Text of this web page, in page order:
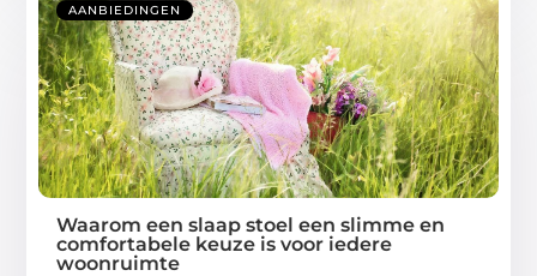
AANBIEDINGEN
Waarom een slaap stoel een slimme en
comfortabele keuze is voor iedere
woonruimte